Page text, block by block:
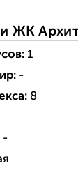
ЖК
1
-
8
-